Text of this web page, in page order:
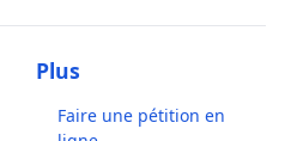
Plus
Faire une pétition en